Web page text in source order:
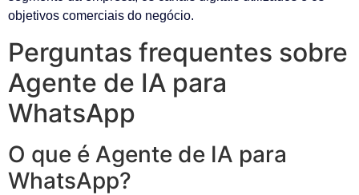
objetivos comerciais do negócio.
Perguntas frequentes sobre
Agente de IA para
WhatsApp
O que é Agente de IA para
WhatsApp?